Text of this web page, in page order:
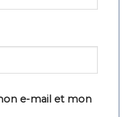
e-mail et mon